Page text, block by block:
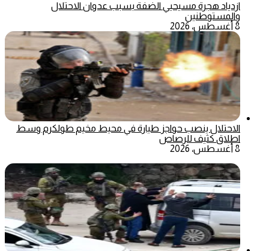
ازدياد هجرة مسيحيي الضفة بسبب عدوان الاحتلال
والمستوطنين
8 أغسطس، 2026
الاحتلال ينصب حواجز طيارة في محيط مخيم طولكرم وسط
اطلاق كثيف للرصاص
8 أغسطس، 2026